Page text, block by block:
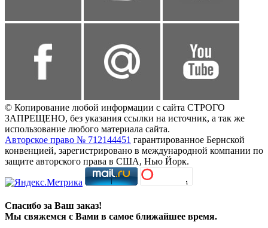
© Копирование любой информации с сайта СТРОГО
ЗАПРЕЩЕНО, без указания ссылки на источник, а так же
использование любого материала сайта.
Авторское право № 712144451 гарантированное Бернской
конвенцией, зарегистрировано в международной компании по
защите авторского права в США, Нью Йорк.
Спасибо за Ваш заказ!
Мы свяжемся с Вами в самое ближайшее время.